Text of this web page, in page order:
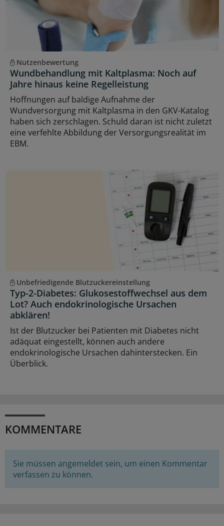
Nutzenbewertung
Wundbehandlung mit Kaltplasma: Noch auf
Jahre hinaus keine Regelleistung
Hoffnungen auf baldige Aufnahme der
Wundversorgung mit Kaltplasma in den GKV-Katalog
haben sich zerschlagen. Schuld daran ist nicht zuletzt
eine verfehlte Abbildung der Versorgungsrealität im
EBM.
Unbefriedigende Blutzuckereinstellung
Typ-2-Diabetes: Glukosestoffwechsel aus dem
Lot? Auch endokrinologische Ursachen
abklären!
Ist der Blutzucker bei Patienten mit Diabetes nicht
adäquat eingestellt, können auch andere
endokrinologische Ursachen dahinterstecken. Ein
Überblick.
KOMMENTARE
Sie müssen angemeldet sein, um einen Kommentar
verfassen zu können.